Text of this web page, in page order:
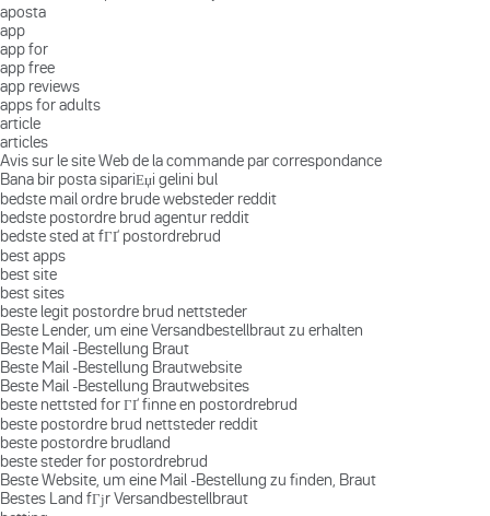
aposta
app
app for
app free
app reviews
apps for adults
article
articles
Avis sur le site Web de la commande par correspondance
Bana bir posta sipariЕџi gelini bul
bedste mail ordre brude websteder reddit
bedste postordre brud agentur reddit
bedste sted at fГҐ postordrebrud
best apps
best site
best sites
beste legit postordre brud nettsteder
Beste Lender, um eine Versandbestellbraut zu erhalten
Beste Mail -Bestellung Braut
Beste Mail -Bestellung Brautwebsite
Beste Mail -Bestellung Brautwebsites
beste nettsted for ГҐ finne en postordrebrud
beste postordre brud nettsteder reddit
beste postordre brudland
beste steder for postordrebrud
Beste Website, um eine Mail -Bestellung zu finden, Braut
Bestes Land fГјr Versandbestellbraut